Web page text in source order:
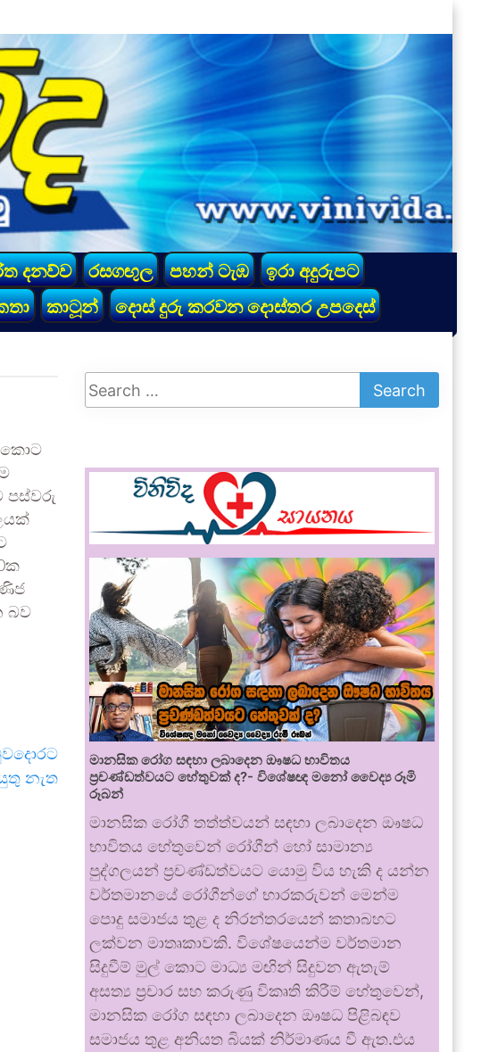
දනව්ව රසගඟුල පහන් ටැඹ
ඉරා අදුරුපට
කාටූන් දොස් දුරු කරවන දොස්තර උපදෙස්
කොට
පස්වරු
බව
නැත
මානසික රෝග සඳහා ලබාදෙන ඖෂධ භාවිතය
ප්‍රචණ්ඩත්වයට හේතුවක් ද?- විශේෂඥ මනෝ වෛද්‍ය රූමි
රූබන්
මානසික රෝගී තත්ත්වයන් සඳහා ලබාදෙන ඖෂධ
භාවිතය හේතුවෙන් රෝගීන් හෝ සාමාන්‍ය
පුද්ගලයන් ප්‍රචණ්ඩත්වයට යොමු විය හැකි ද යන්න
වර්තමානයේ රෝගීන්ගේ භාරකරුවන් මෙන්ම
පොදු සමාජය තුළ ද නිරන්තරයෙන් කතාබහට
ලක්වන මාතෘකාවකි. විශේෂයෙන්ම වර්තමාන
සිදුවීම් මුල් කොට මාධ්‍ය මඟින් සිදුවන ඇතැම්
අසත්‍ය ප්‍රචාර සහ කරුණු විකෘති කිරීම් හේතුවෙන්,
මානසික රෝග සඳහා ලබාදෙන ඖෂධ පිළිබඳව
සමාජය තුළ අනියත බියක් නිර්මාණය වී ඇත.එය